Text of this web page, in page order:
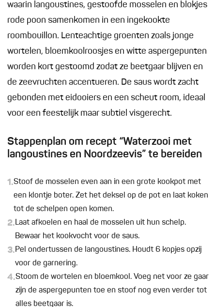
waarin langoustines, gestoofde mosselen en blokjes
rode poon samenkomen in een ingekookte
roombouillon. Lenteachtige groenten zoals jonge
wortelen, bloemkoolroosjes en witte aspergepunten
worden kort gestoomd zodat ze beetgaar blijven en
de zeevruchten accentueren. De saus wordt zacht
gebonden met eidooiers en een scheut room, ideaal
voor een feestelijk maar subtiel visgerecht.
Stappenplan om recept “Waterzooi met
langoustines en Noordzeevis” te bereiden
1.Stoof de mosselen even aan in een grote kookpot met
een klontje boter. Zet het deksel op de pot en laat koken
tot de schelpen open komen.
2.Laat afkoelen en haal de mosselen uit hun schelp.
Bewaar het kookvocht voor de saus.
3.Pel ondertussen de langoustines. Houdt 6 kopjes opzij
voor de garnering.
4.Stoom de wortelen en bloemkool. Voeg net voor ze gaar
zijn de aspergepunten toe en stoof nog even verder tot
alles beetgaar is.